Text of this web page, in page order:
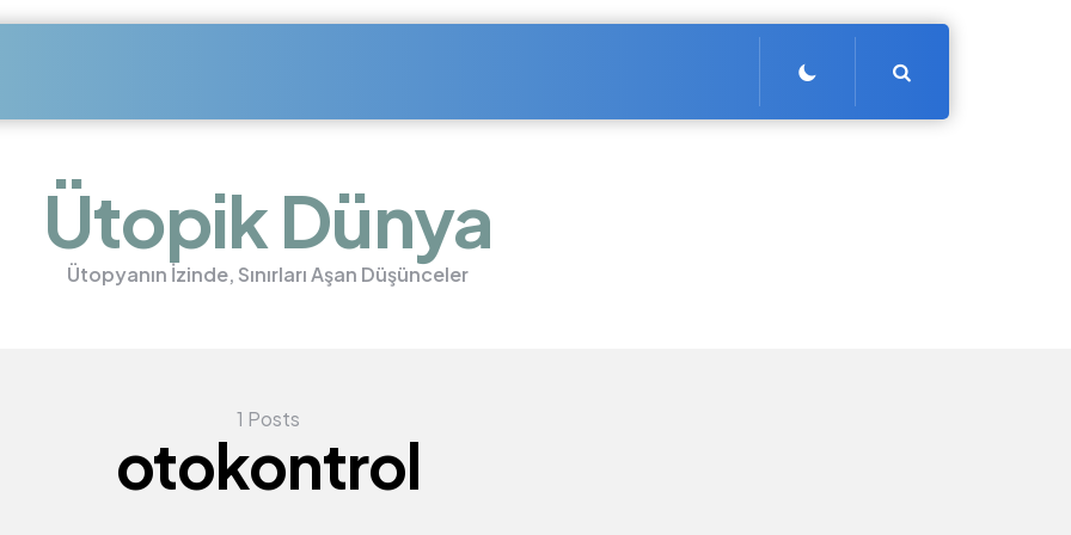
Ütopik Dünya
Ütopyanın İzinde, Sınırları Aşan Düşünceler
1 Posts
otokontrol